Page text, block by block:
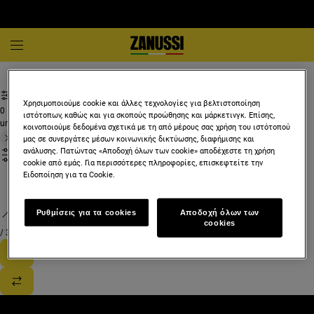
0
undefined
/ 3
Χρησιμοποιούμε cookie και άλλες τεχνολογίες για βελτιστοποίηση
ιστότοπων, καθώς και για σκοπούς προώθησης και μάρκετινγκ. Επίσης,
κοινοποιούμε δεδομένα σχετικά με τη από μέρους σας χρήση του ιστότοπού
μας σε συνεργάτες μέσων κοινωνικής δικτύωσης, διαφήμισης και
ανάλυσης. Πατώντας «Αποδοχή όλων των cookie» αποδέχεστε τη χρήση
cookie από εμάς. Για περισσότερες πληροφορίες, επισκεφτείτε την
Ειδοποίηση για τα Cookie.
Ρυθμίσεις για τα cookies
Αποδοχή όλων των
cookies